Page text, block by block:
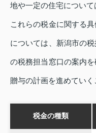
地や一定の住宅について
これらの税金に関する
については、新潟市の
の税務担当窓口の案内
贈与の計画を進めていく
税金の種類